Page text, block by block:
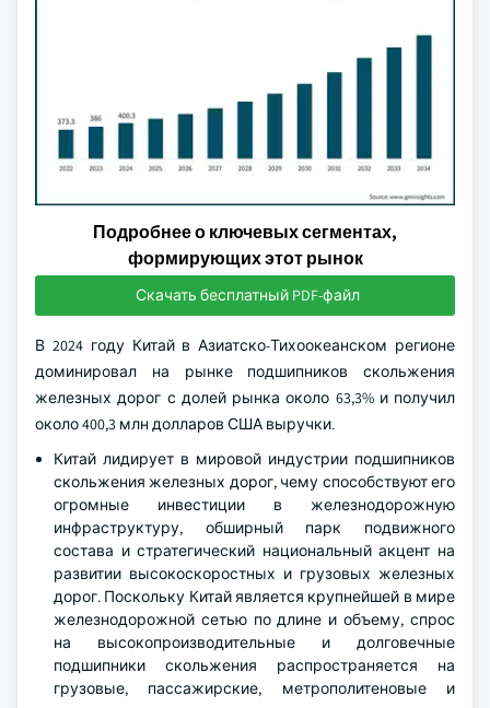
Подробнее о ключевых сегментах,
формирующих этот рынок
Скачать бесплатный PDF-файл
В 2024 году Китай в Азиатско-Тихоокеанском регионе
доминировал на рынке подшипников скольжения
железных дорог с долей рынка около 63,3% и получил
около 400,3 млн долларов США выручки.
Китай лидирует в мировой индустрии подшипников
скольжения железных дорог, чему способствуют его
огромные инвестиции в железнодорожную
инфраструктуру, обширный парк подвижного
состава и стратегический национальный акцент на
развитии высокоскоростных и грузовых железных
дорог. Поскольку Китай является крупнейшей в мире
железнодорожной сетью по длине и объему, спрос
на высокопроизводительные и долговечные
подшипники скольжения распространяется на
грузовые, пассажирские, метрополитеновые и